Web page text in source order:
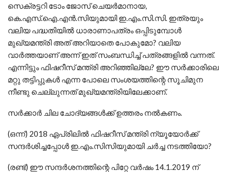
സെക്രട്ടറി ടോം ജോസ് ചെയര്‍മാനായ,
കെ.എസ്.ഐ.എന്‍.സിയുമായി ഇ.എം.സി.സി. ഇത്രയും
വലിയ പദ്ധതിയില്‍ ധാരാണാപത്രം ഒപ്പിടുമ്പോള്‍
മുഖ്യമന്ത്രി അത് അറിയാതെ പോകുമോ? വലിയ
വാര്‍ത്തയാണ് അന്ന് ഇത് സംബന്ധിച്ച് പത്രങ്ങളില്‍ വന്നത്.
എന്നിട്ടും ഫിഷറീസ് മന്ത്രി അറിഞ്ഞില്ലേ? ഈ സര്‍ക്കാരിലെ
മറ്റു തട്ടിപ്പുകള്‍ എന്ന പോലെ സംശയത്തിന്റെ സൂചിമുന
നീണ്ടു ചെല്ലുന്നത് മുഖ്യമന്ത്രിയിലേക്കാണ്.
സര്‍ക്കാര്‍ ചില ചോദ്യങ്ങള്‍ക്ക് ഉത്തരം നല്‍കണം.
(ഒന്ന്) 2018 ഏപ്രിലില്‍ ഫിഷറീസ് മന്ത്രി ന്യൂയോര്‍ക്ക്
സന്ദര്‍ശിച്ചപ്പോള്‍ ഇ.എം.സിസിയുമായി ചര്‍ച്ച നടത്തിയോ?
(രണ്ട്) ഈ സന്ദര്‍ശനത്തിന്റെ പിറ്റേ വര്‍ഷം 14.1.2019 ന്